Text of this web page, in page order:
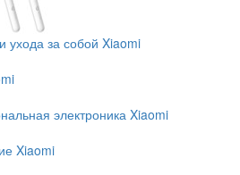
ухода за собой Xiaomi
электроника Xiaomi
Xiaomi